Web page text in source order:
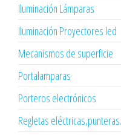
Iluminación Lámparas
Iluminación Proyectores led
Mecanismos de superficie
Portalamparas
Porteros electrónicos
Regletas